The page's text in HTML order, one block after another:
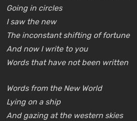
Going in circles
I saw the new
The inconstant shifting of fortune
And now I write to you
Words that have not been written
Words from the New World
Lying on a ship
And gazing at the western skies